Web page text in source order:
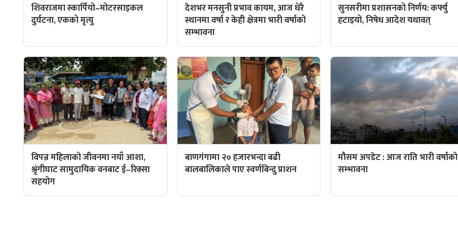
शिवराजमा स्कार्पियो–मोटरसाइकल
दुर्घटना, एकको मृत्यु
देशभर मनसुनी प्रभाव कायम, आज धेरै
स्थानमा वर्षा र केही क्षेत्रमा भारी वर्षाको
सम्भावना
सुनसरीमा प्रशासनको निर्णय: कर्फ्यु
हटाइयो, निषेध आदेश यथावत्
विपन्न महिलाको जीवनमा नयाँ आशा,
श्रृंगीघाट सामुदायिक वनबाट ई–रिक्सा
सहयोग
बाणगंगामा २० हजारभन्दा बढी
बालबालिकाले पाए स्वर्णबिन्दु प्राशन
मौसम अपडेट : आज राति भारी वर्षाको
सम्भावना